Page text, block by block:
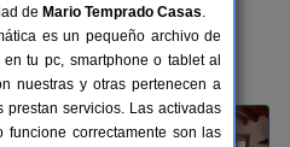
(Huesca)
52 km de Huesca
de Mario Temprado Casas.
es un pequeño archivo de
tu pc, smartphone o tablet al
nuestras y otras pertenecen a
prestan servicios. Las activadas
funcione correctamente son las